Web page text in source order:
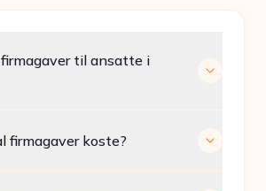
til ansatte i
firmagaver koste?